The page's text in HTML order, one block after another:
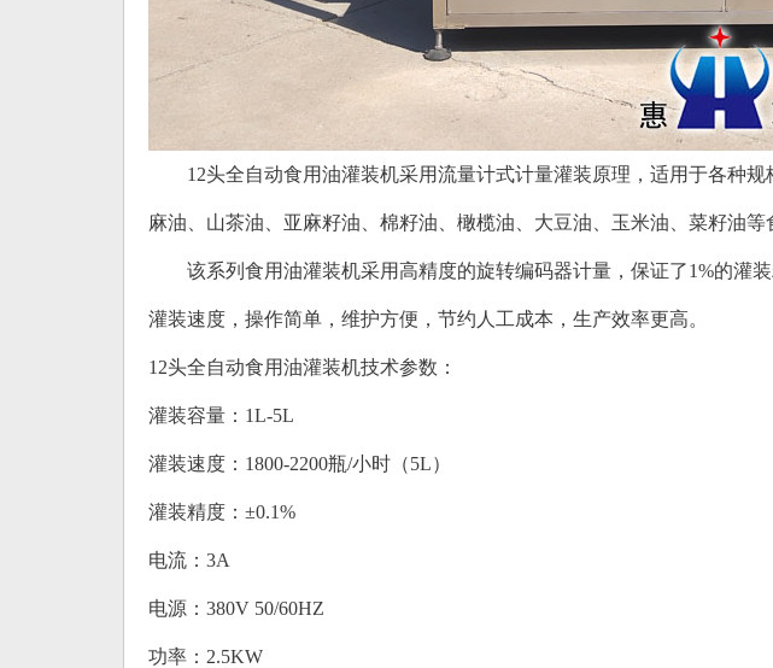
12头全自动食用油灌装机采用流量计式计量灌装原理，适用于各种
麻油、山茶油、亚麻籽油、棉籽油、橄榄油、大豆油、玉米油、菜籽油等
该系列食用油灌装机采用高精度的旋转编码器计量，保证了1%的灌装
灌装速度，操作简单，维护方便，节约人工成本，生产效率更高。
12头全自动食用油灌装机技术参数：
灌装容量：1L-5L
灌装速度：1800-2200瓶/小时（5L）
灌装精度：±0.1%
电流：3A
电源：380V 50/60HZ
功率：2.5KW